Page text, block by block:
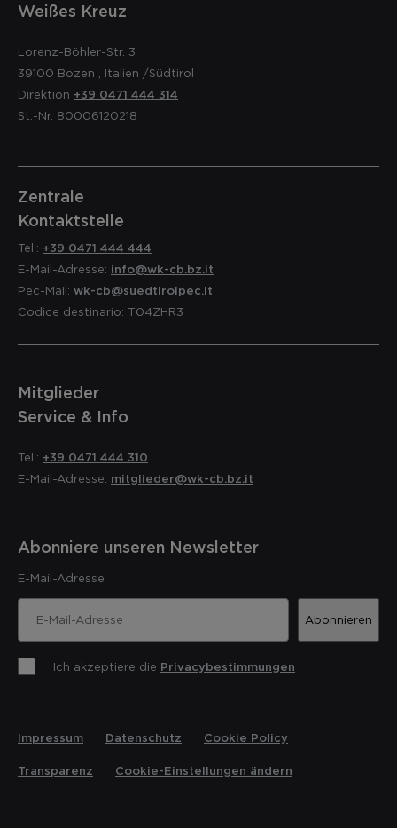
Weißes Kreuz
Lorenz-Böhler-Str. 3
39100 Bozen Italien /Südtirol
Direktion +39 0471 444 314
St.-Nr. 80006120218
Zentrale
Kontaktstelle
Tel.: +39 0471 444 444
E-Mail-Adresse: info@wk-cb.bz.it
Pec-Mail: wk-cb@suedtirolpec.it
Codice destinario: T04ZHR3
Mitglieder
Service & Info
Tel.: +39 0471 444 310
E-Mail-Adresse: mitglieder@wk-cb.bz.it
Abonniere unseren Newsletter
E-Mail-Adresse
Abonnieren
Ich akzeptiere die Privacybestimmungen
Impressum Datenschutz Cookie Policy
Transparenz Cookie-Einstellungen ändern